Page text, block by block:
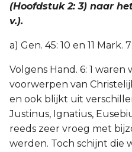
(Hoofdstuk 2: 3) naar
v.).
a) Gen. 45: 10 en 11 Mark.
Volgens Hand. 6: 1
voorwerpen van
en ook blijkt uit
Justinus, Ignatius,
reeds zeer vroeg met
werden. Toch schijnt die